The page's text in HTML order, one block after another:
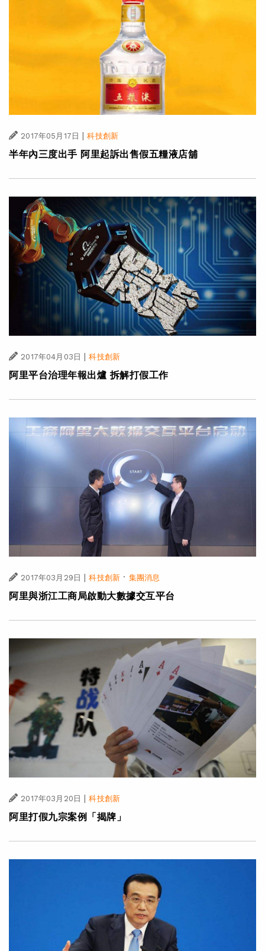
2017年05月17日 | 科技創新
半年內三度出手 阿里起訴出售假五糧液店舖
2017年04月03日 | 科技創新
阿里平台治理年報出爐 拆解打假工作
2017年03月29日 | 科技創新 · 集團消息
阿里與浙江工商局啟動大數據交互平台
2017年03月20日 | 科技創新
阿里打假九宗案例「揭牌」